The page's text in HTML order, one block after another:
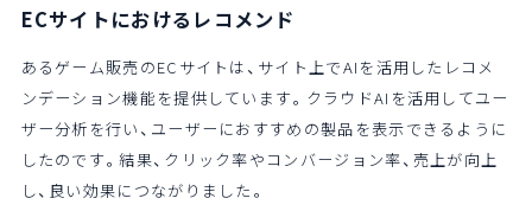
ECサイトにおけるレコメンド
あるゲーム販売のECサイトは、サイト上でAIを活用したレコメ
ンデーション機能を提供しています。クラウドAIを活用してユー
ザー分析を行い、ユーザーにおすすめの製品を表示できるように
したのです。結果、クリック率やコンバージョン率、売上が向上
し、良い効果につながりました。